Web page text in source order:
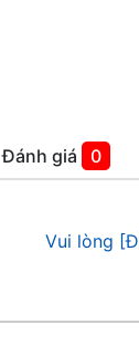
Đánh giá 0
Vui lòng